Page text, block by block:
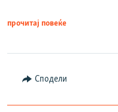
прочитај повеќе
Сподели